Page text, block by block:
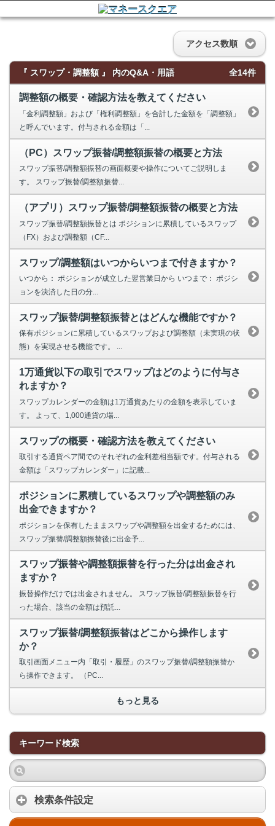
アクセス数順
『 スワップ・調整額 』 内のQ&A・用語 全14件
調整額の概要・確認方法を教えてください
「金利調整額」および「権利調整額」を合計した金額を「調整額」
と呼んでいます。付与される金額は「...
（PC）スワップ振替/調整額振替の概要と方法
スワップ振替/調整額振替の画面概要や操作についてご説明しま
す。 スワップ振替/調整額振替...
（アプリ）スワップ振替/調整額振替の概要と方法
スワップ振替/調整額振替とは ポジションに累積しているスワップ
（FX）および調整額（CF...
スワップ/調整額はいつからいつまで付きますか？
いつから： ポジションが成立した翌営業日から いつまで： ポジシ
ョンを決済した日の分...
スワップ振替/調整額振替とはどんな機能ですか？
保有ポジションに累積しているスワップおよび調整額（未実現の状
態）を実現させる機能です。 ...
1万通貨以下の取引でスワップはどのように付与さ
れますか？
スワップカレンダーの金額は1万通貨あたりの金額を表示していま
す。 よって、1,000通貨の場...
スワップの概要・確認方法を教えてください
取引する通貨ペア間でのそれぞれの金利差相当額です。付与される
金額は「スワップカレンダー」に記載...
ポジションに累積しているスワップや調整額のみ
出金できますか？
ポジションを保有したままスワップや調整額を出金するためには、
スワップ振替/調整額振替後に出金予...
スワップ振替や調整額振替を行った分は出金され
ますか？
振替操作だけでは出金されません。 スワップ振替/調整額振替を行
った場合、該当の金額は預託...
スワップ振替/調整額振替はどこから操作します
か？
取引画面メニュー内「取引・履歴」のスワップ振替/調整額振替か
ら操作できます。 （PC...
もっと見る
キーワード検索
検索条件設定